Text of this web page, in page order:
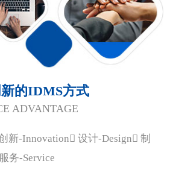
的IDMS方式
ADVANTAGE
新-Innovation 设计-Design 制
务-Service